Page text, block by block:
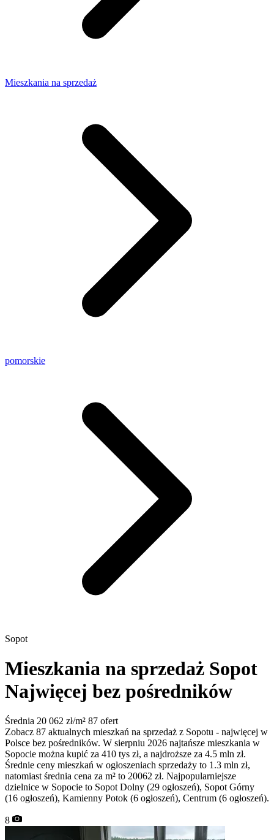
Mieszkania na sprzedaż
pomorskie
Sopot
Mieszkania na sprzedaż Sopot
Najwięcej bez pośredników
Średnia 20 062 zł/m² 87 ofert
Zobacz 87 aktualnych mieszkań na sprzedaż z Sopotu - najwięcej w
Polsce bez pośredników. W sierpniu 2026 najtańsze mieszkania w
Sopocie można kupić za 410 tys zł, a najdroższe za 4.5 mln zł.
Średnie ceny mieszkań w ogłoszeniach sprzedaży to 1.3 mln zł,
natomiast średnia cena za m² to 20062 zł. Najpopularniejsze
dzielnice w Sopocie to Sopot Dolny (29 ogłoszeń), Sopot Górny
(16 ogłoszeń), Kamienny Potok (6 ogłoszeń), Centrum (6 ogłoszeń).
8